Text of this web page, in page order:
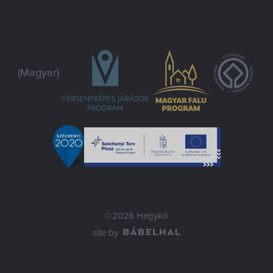
(Magyar)
©2026 Hegykő
site by